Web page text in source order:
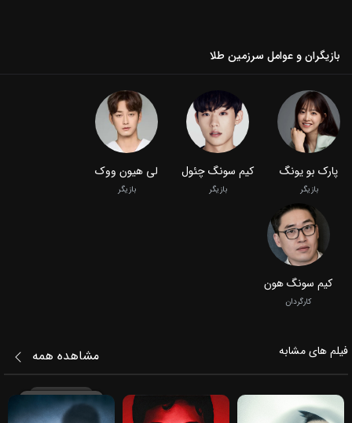
بازیگران و عوامل سرزمین طلا
پارک بو یونگ
بازیگر
کیم سونگ چئول
بازیگر
لی هیون ووک
بازیگر
کیم سونگ هون
کارگردان
فیلم‌ های مشابه مشاهده همه